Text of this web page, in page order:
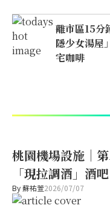
離市區15分
隱少女湯屋
宅咖啡
桃園機場設施｜
「現拉調酒」酒
By蘇祐萱2026/07/07